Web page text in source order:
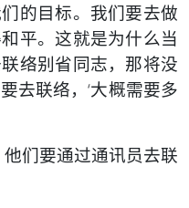
的目标。我们要去做
平。这就是为什么当
络别省同志，那将没
去联络，‘大概需要多
们要通过通讯员去联